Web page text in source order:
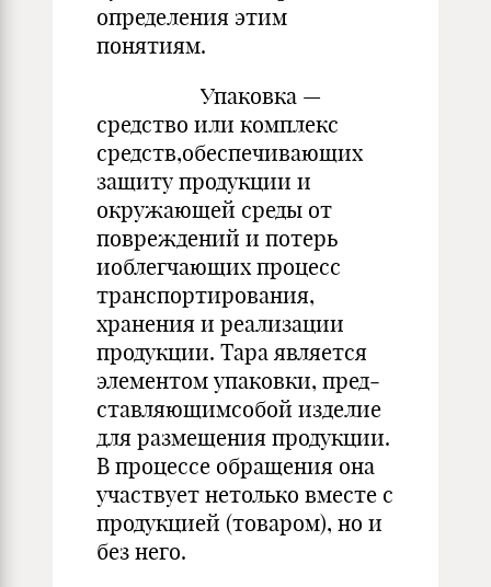
определения этим
понятиям.
Упаковка —
средство или комплекс
средств,обеспечивающих
защиту продукции и
окружающей среды от
повреждений и по­терь
иоблегчающих процесс
транспортирования,
хранения и ре­ализации
продукции. Тара является
элементом упаковки, пред­
ставляющимсобой изделие
для размещения продукции.
В про­цессе обращения она
участвует нетолько вместе с
продукцией (товаром), но и
без него.